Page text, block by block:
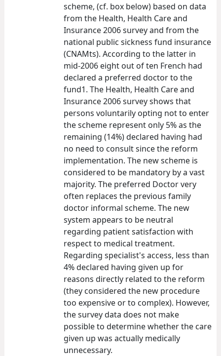
scheme, (cf. box below) based on data
from the Health, Health Care and
Insurance 2006 survey and from the
national public sickness fund insurance
(CNAMts). According to the latter in
mid-2006 eight out of ten French had
declared a preferred doctor to the
fund1. The Health, Health Care and
Insurance 2006 survey shows that
persons voluntarily opting not to enter
the scheme represent only 5% as the
remaining (14%) declared having had
no need to consult since the reform
implementation. The new scheme is
considered to be mandatory by a vast
majority. The preferred Doctor very
often replaces the previous family
doctor informal scheme. The new
system appears to be neutral
regarding patient satisfaction with
respect to medical treatment.
Regarding specialist's access, less than
4% declared having given up for
reasons directly related to the reform
(they considered the new procedure
too expensive or to complex). However,
the survey data does not make
possible to determine whether the care
given up was actually medically
unnecessary.